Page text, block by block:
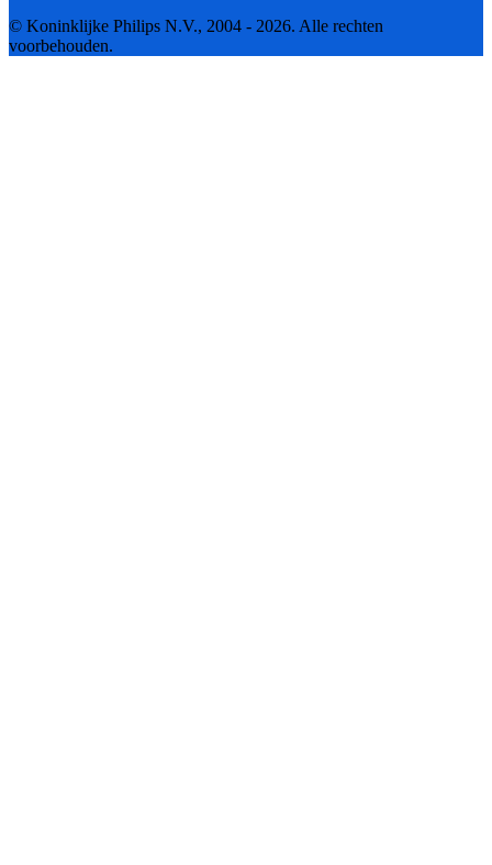
© Koninklijke Philips N.V., 2004 - 2026. Alle rechten
voorbehouden.